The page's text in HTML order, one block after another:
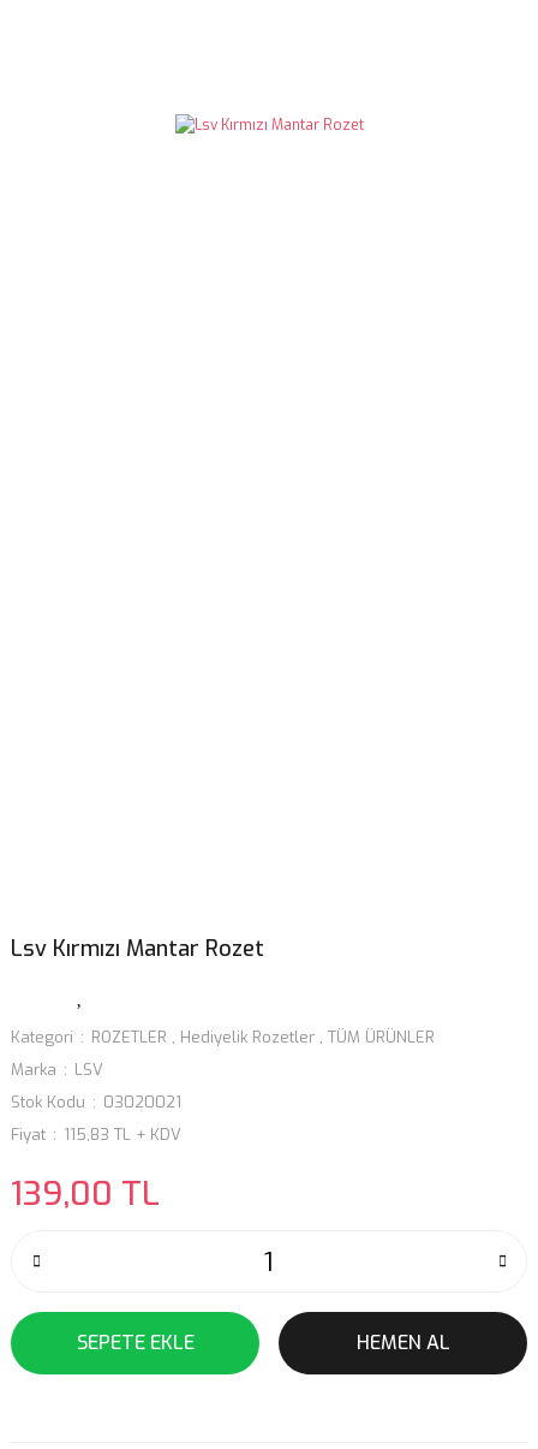
Lsv Kırmızı Mantar Rozet
Kategori ROZETLER , Hediyelik Rozetler , TÜM ÜRÜNLER
Marka
LSV
Stok Kodu
03020021
Fiyat
115,83 TL + KDV
139,00 TL
SEPETE EKLE HEMEN AL